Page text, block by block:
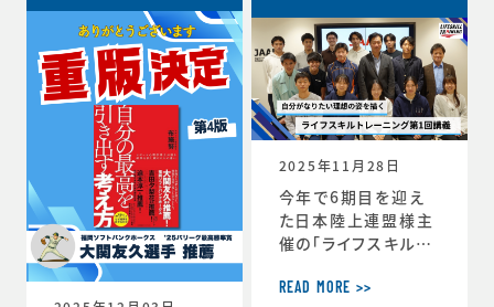
た内容がこちらの記
事にまとめられてい
ます。大関選手の布施
の1年間の取組みの
中身が見えてくると
思います。ぜひリンク
からご覧ください。・
言語化で生じる再現
性・何にフォーカスす
ビジネスにおいても
瞬時に判断が求めら
れるような状況が
度々起こりますが、 C
S バランスを意識し
てその時できる最高
のことにチャレンジす
る習慣が身につくと、
困難などんな状況下
方」
ンタビュー＜自分
がなりたい理想の
姿を描く＞
2025年11月28日
今年で6期目を迎え
た日本陸上連盟様主
催の「ライフスキルト
トしています。第6期
READ MORE >>